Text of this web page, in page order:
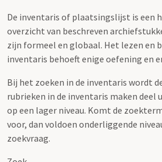
De inventaris of plaatsingslijst is een
overzicht van beschreven
zijn formeel en globaal. Het lezen en
inventaris behoeft enige oefening en
Bij het zoeken in de inventaris wordt
rubrieken in de inventaris maken deel
op een lager niveau. Komt de
voor, dan voldoen onderliggende
zoekvraag.